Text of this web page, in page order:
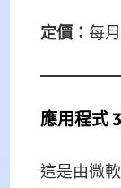
定價： 每
應用程式
這是由微